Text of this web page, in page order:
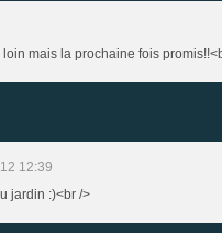
mais la prochaine fois
12:39
jardin :)<br />